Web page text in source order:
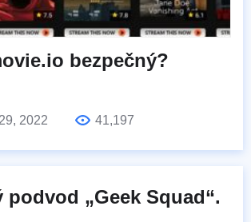
bezpečný?
2022
41,197
podvod „Geek Squad“.